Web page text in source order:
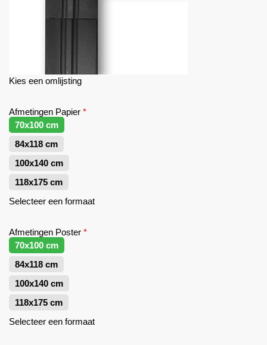
Kies een omlijsting
Afmetingen Papier *
70x100 cm
84x118 cm
100x140 cm
118x175 cm
Selecteer een formaat
Afmetingen Poster *
70x100 cm
84x118 cm
100x140 cm
118x175 cm
Selecteer een formaat